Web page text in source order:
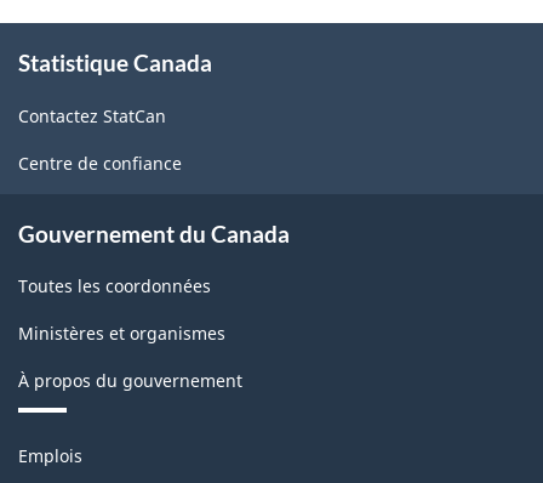
propos
ce
site
Statistique Canada
Contactez StatCan
Centre de confiance
Gouvernement du Canada
Toutes les coordonnées
Ministères et organismes
À propos du gouvernement
Thèmes
Emplois